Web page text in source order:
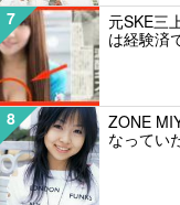
7
元SKE三
は経験済
8
ZONE
なってい